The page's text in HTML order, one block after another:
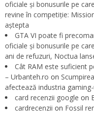
oficiale și bonusurile pe
revine în competiție:
aștepta
GTA VI poate fi
oficiale și bonusurile pe
ani de refuzuri, Noctua
Cât RAM este suficient
– Urbanteh.ro on
afectează industria
card recenzii google on
cardrecenzii on Fossil